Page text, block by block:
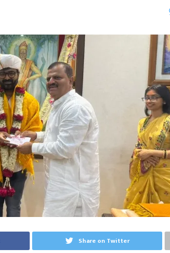
Share on Twitter